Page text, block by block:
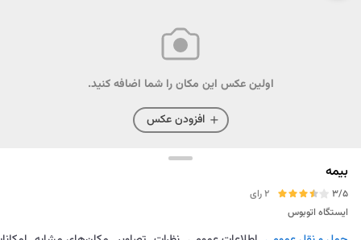
اولین عکس این مکان را شما اضافه کنید.
افزودن عکس
بیمه
3/5
2 رای
ایستگاه اتوبوس